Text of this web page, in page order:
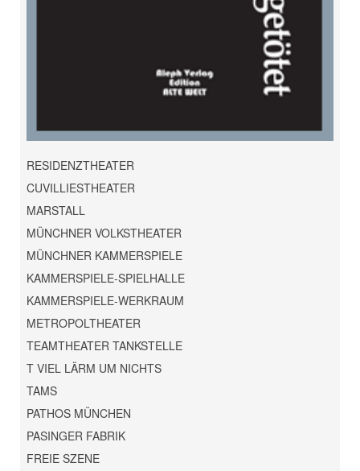
RESIDENZTHEATER
CUVILLIESTHEATER
MARSTALL
MÜNCHNER VOLKSTHEATER
MÜNCHNER KAMMERSPIELE
KAMMERSPIELE-SPIELHALLE
KAMMERSPIELE-WERKRAUM
METROPOLTHEATER
TEAMTHEATER TANKSTELLE
T VIEL LÄRM UM NICHTS
TAMS
PATHOS MÜNCHEN
PASINGER FABRIK
FREIE SZENE